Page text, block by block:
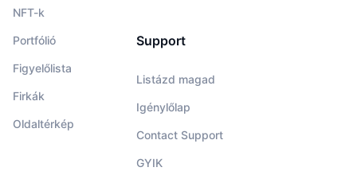
NFT-k
Portfólió
Figyelőlista
Firkák
Oldaltérkép
Support
Listázd magad
Igénylőlap
Contact Support
GYIK